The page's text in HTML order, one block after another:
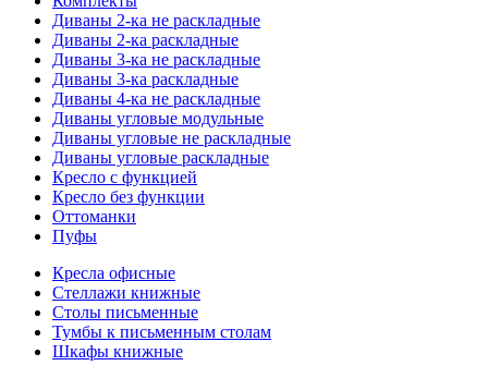
Диваны 2-ка не раскладные
Диваны 2-ка раскладные
Диваны 3-ка не раскладные
Диваны 3-ка раскладные
Диваны 4-ка не раскладные
Диваны угловые модульные
Диваны угловые не раскладные
Диваны угловые раскладные
Кресло с функцией
Кресло без функции
Оттоманки
Пуфы
Кресла офисные
Стеллажи книжные
Столы письменные
Тумбы к письменным столам
Шкафы книжные